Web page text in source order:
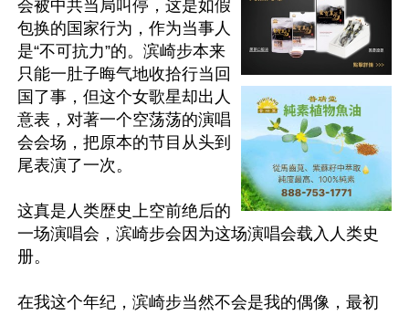
会被中共当局叫停，这是如假
包换的国家行为，作为当事人
是“不可抗力”的。滨崎步本来
只能一肚子晦气地收拾行当回
国了事，但这个女歌星却出人
意表，对著一个空荡荡的演唱
会会场，把原本的节目从头到
尾表演了一次。
这真是人类歴史上空前绝后的
一场演唱会，滨崎步会因为这场演唱会载入人类史
册。
在我这个年纪，滨崎步当然不会是我的偶像，最初